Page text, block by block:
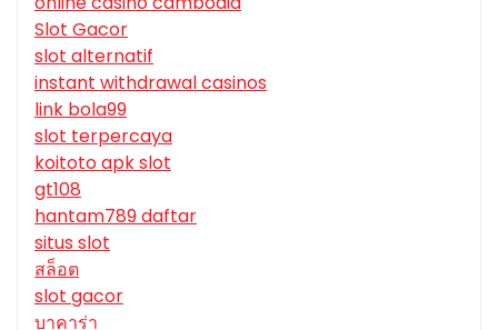
Slot Gacor
slot alternatif
instant withdrawal casinos
link bola99
slot terpercaya
koitoto apk slot
gt108
hantam789 daftar
situs slot
สล็อต
slot gacor
บาคาร่า